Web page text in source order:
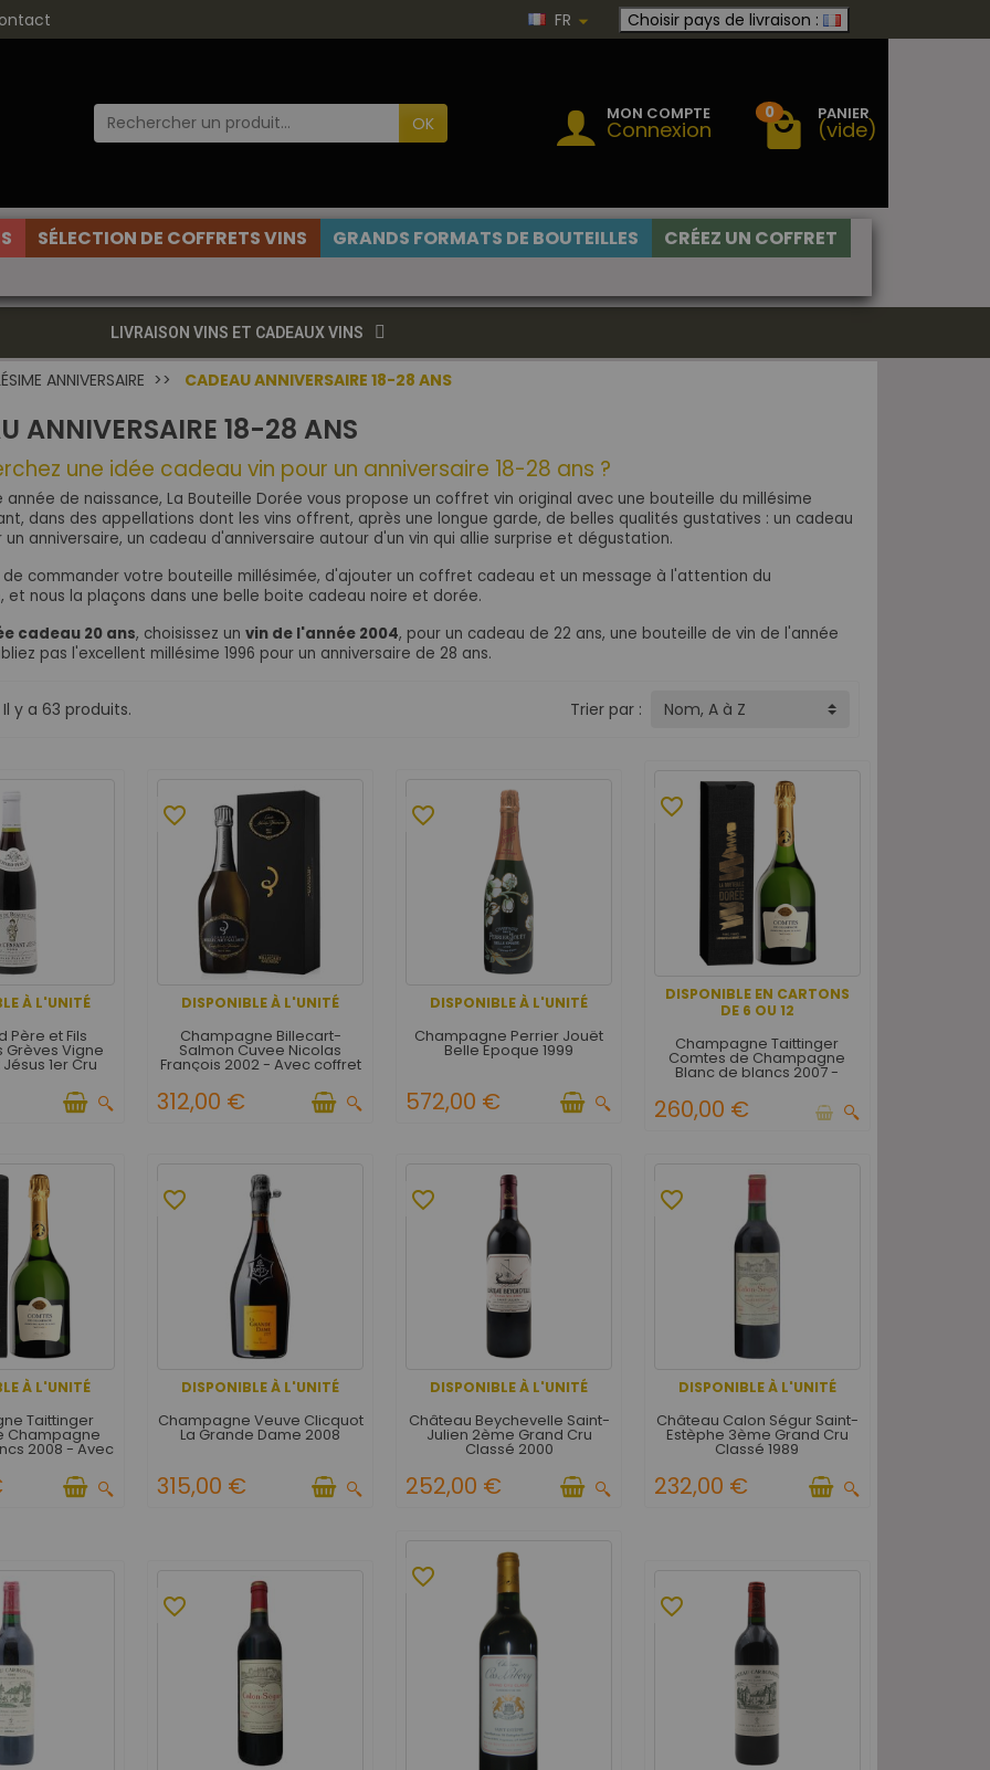
FR Choisir pays de livraison :
OK MON COMPTE
Connexion
0 PANIER
(vide)
SÉLECTION DE COFFRETS VINS GRANDS FORMATS DE BOUTEILLES
CRÉEZ UN COFFRET
LIVRAISON VINS ET CADEAUX VINS
ANNIVERSAIRE CADEAU ANNIVERSAIRE 18-28 ANS
ANNIVERSAIRE 18-28 ANS
une idée cadeau vin pour un anniversaire 18-28 ans ?
année de naissance, La Bouteille Dorée vous propose un coffret vin original avec une bouteille du millésime
dans des appellations dont les vins offrent, après une longue garde, de belles qualités gustatives : un cadeau
un anniversaire, un cadeau d'anniversaire autour d'un vin qui allie surprise et dégustation.
de commander votre bouteille millésimée, d'ajouter un coffret cadeau et un message à l'attention du
et nous la plaçons dans une belle boite cadeau noire et dorée.
cadeau 20 ans, choisissez unvin de l'année 2004, pour un cadeau de 22 ans, une bouteille de vin de l'année
pas l'excellent millésime 1996 pour un anniversaire de 28 ans.
Il y a 63 produits. Trier par : Nom, A à Z
À L'UNITÉ
Père et Fils
Grèves Vigne
1er Cru
DISPONIBLE À L'UNITÉ
favorite_border
Champagne Billecart-
Salmon Cuvee Nicolas
François 2002 - Avec coffret
312,00 €
DISPONIBLE À L'UNITÉ
favorite_border
Champagne Perrier Jouët
Belle Epoque 1999
572,00 €
DISPONIBLE EN CARTONS
DE 6 OU 12
favorite_border
Champagne Taittinger
Comtes de Champagne
Blanc de blancs 2007 -
bouteilles
260,00 €
À L'UNITÉ
Taittinger
Champagne
2008 - Avec
DISPONIBLE À L'UNITÉ
favorite_border
Champagne Veuve Clicquot
La Grande Dame 2008
315,00 €
DISPONIBLE À L'UNITÉ
favorite_border
Château Beychevelle Saint-
Julien 2ème Grand Cru
Classé 2000
252,00 €
DISPONIBLE À L'UNITÉ
favorite_border
Château Calon Ségur Saint-
Estèphe 3ème Grand Cru
Classé 1989
232,00 €
favorite_border
favorite_border
favorite_border